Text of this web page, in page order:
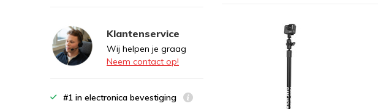
Klantenservice
Wij helpen je graag
Neem contact op!
#1 in electronica bevestiging